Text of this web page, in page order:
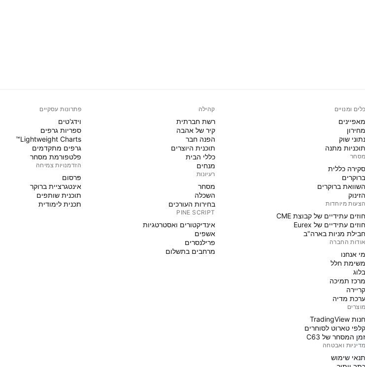
כלים ומנויים
מאפיינים
מחירון
נתוני שוק
תוכניות מתנה
מסחר
סקירה כללית
ברוקרים
השוואת ברוקרים
הזינוק
הצעות מיוחדות
חוזים עתידיים של קבוצת CME
חוזים עתידיים של Eurex
חבילת מניות בארה"ב
אודות החברה
מי אנחנו
משימת חלל
בלוג
מרכז תמיכה
קריירה
ערכת מדיה
מוצרים
חנות TradingView
קלפי טארוט לסוחרים
זמן המסחר של C63
מדיניות ואבטחה
תנאי שימוש
קהילה
רשת חברתית
קיר של אהבה
הפנה חבר
תוכנית היוצרים
כללי הבית
מנחים
רעיונות
מסחר
השכלה
בחירות העורכים
PINE SCRIPT
אינדיקטורים ואסטרטגיות
אשפים
פרילנסרים
מרחבים בתשלום
פתרונות עסקיים
וידג'טים
ספריות גרפים
Lightweight Charts™
גרפים מתקדמים
פלטפורמת מסחר
הזדמנויות צמיחה
פּרסום
אינטגרציית ברוקר
תוכנית שותפים
תכנית לימודית